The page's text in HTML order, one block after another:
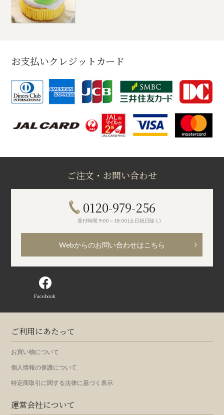
お支払いクレジットカード
ご注文・お問い合わせ
0120-979-256
受付時間 9:00～18:00(土日祝日除く)
Webからのお問い合わせはこちら
Facebook
ご利用にあたって
お買い物について
個人情報の保護について
特定商取引に関する法律に基づく表示
運営会社について